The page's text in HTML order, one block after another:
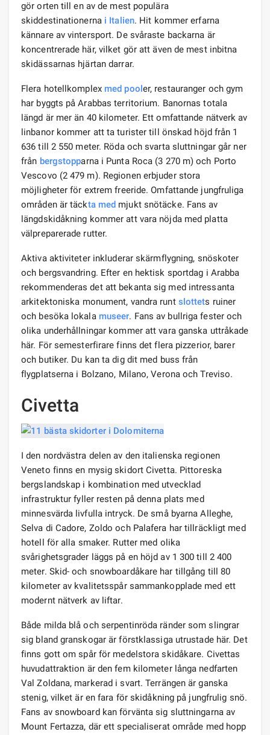
gör orten till en av de mest populära
skiddestinationerna i Italien. Hit kommer erfarna
kännare av vintersport. De svåraste backarna är
koncentrerade här, vilket gör att även de mest inbitna
skidässarnas hjärtan darrar.
Flera hotellkomplex med pooler, restauranger och gym
har byggts på Arabbas territorium. Banornas totala
längd är mer än 40 kilometer. Ett omfattande nätverk av
linbanor kommer att ta turister till önskad höjd från 1
636 till 2 550 meter. Röda och svarta sluttningar går ner
från bergstopparna i Punta Roca (3 270 m) och Porto
Vescovo (2 479 m). Regionen erbjuder stora
möjligheter för extrem freeride. Omfattande jungfruliga
områden är täckta med mjukt snötäcke. Fans av
längdskidåkning kommer att vara nöjda med platta
välpreparerade rutter.
Aktiva aktiviteter inkluderar skärmflygning, snöskoter
och bergsvandring. Efter en hektisk sportdag i Arabba
rekommenderas det att bekanta sig med intressanta
arkitektoniska monument, vandra runt slottets ruiner
och besöka lokala museer. Fans av bullriga fester och
olika underhållningar kommer att vara ganska uttråkade
här. För semesterfirare finns det flera pizzerior, barer
och butiker. Du kan ta dig dit med buss från
flygplatserna i Bolzano, Milano, Verona och Treviso.
Civetta
I den nordvästra delen av den italienska regionen
Veneto finns en mysig skidort Civetta. Pittoreska
bergslandskap i kombination med utvecklad
infrastruktur fyller resten på denna plats med
minnesvärda livfulla intryck. De små byarna Alleghe,
Selva di Cadore, Zoldo och Palafera har tillräckligt med
hotell för alla smaker. Rutter med olika
svårighetsgrader läggs på en höjd av 1 300 till 2 400
meter. Skid- och snowboardåkare har tillgång till 80
kilometer av kvalitetsspår sammankopplade med ett
modernt nätverk av liftar.
Både milda blå och serpentinröda ränder som slingrar
sig bland granskogar är förstklassiga utrustade här. Det
finns gott om spår för medelstora skidåkare. Civettas
huvudattraktion är den fem kilometer långa nedfarten
Val Zoldana, markerad i svart. Terrängen är ganska
stenig, vilket är en fara för skidåkning på jungfrulig snö.
Fans av snowboard kan förvänta sig sluttningarna av
Mount Fertazza, där ett specialiserat område med hopp